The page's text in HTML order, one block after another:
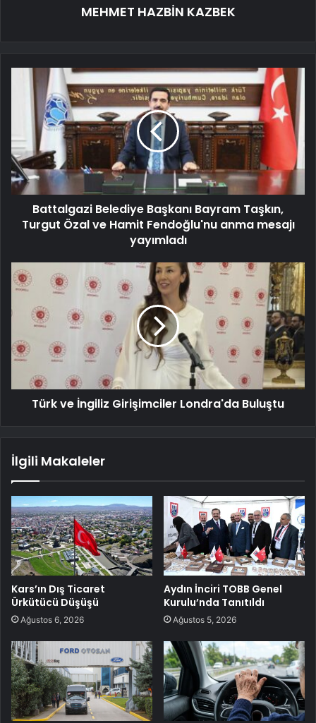
MEHMET HAZBİN KAZBEK
Battalgazi Belediye Başkanı Bayram Taşkın,
Turgut Özal ve Hamit Fendoğlu'nu anma mesajı
yayımladı
Türk ve İngiliz Girişimciler Londra'da Buluştu
İlgili Makaleler
Kars’ın Dış Ticaret
Ürkütücü Düşüşü
Ağustos 6, 2026
Aydın İnciri TOBB Genel
Kurulu’nda Tanıtıldı
Ağustos 5, 2026